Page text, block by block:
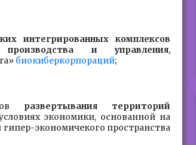
интегрированных комплексов
производства и управления,
биокиберкорпораций;
развертывания территорий
экономики, основанной на
экономичекого пространства